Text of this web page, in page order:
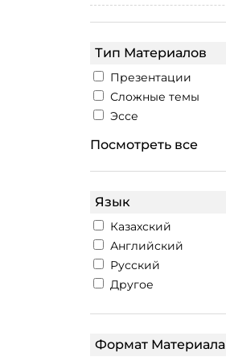
Тип Материалов
Презентации
Сложные темы
Эссе
Посмотреть все
Язык
Казахский
Английский
Русский
Другое
Формат Материала